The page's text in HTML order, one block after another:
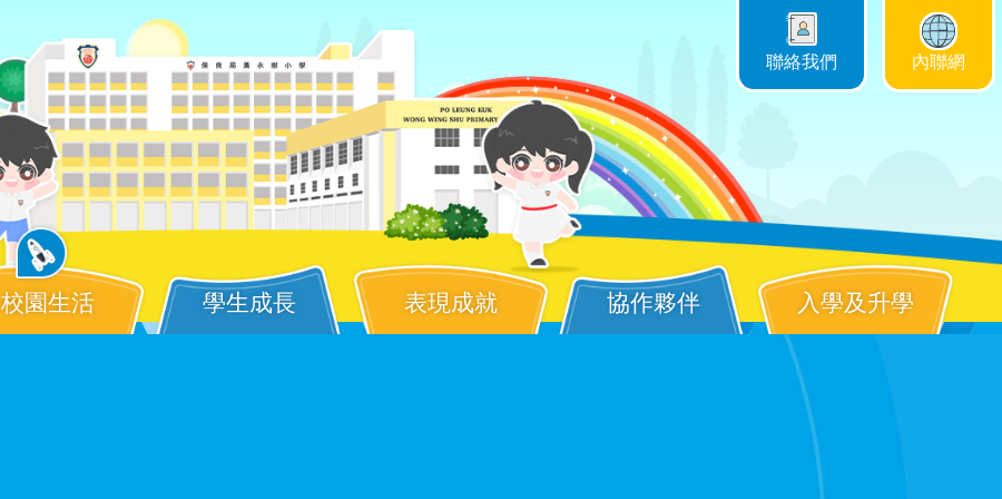
聯絡我們 內聯網
校園生活 學生成長 表現成就 協作夥伴 入學及升學